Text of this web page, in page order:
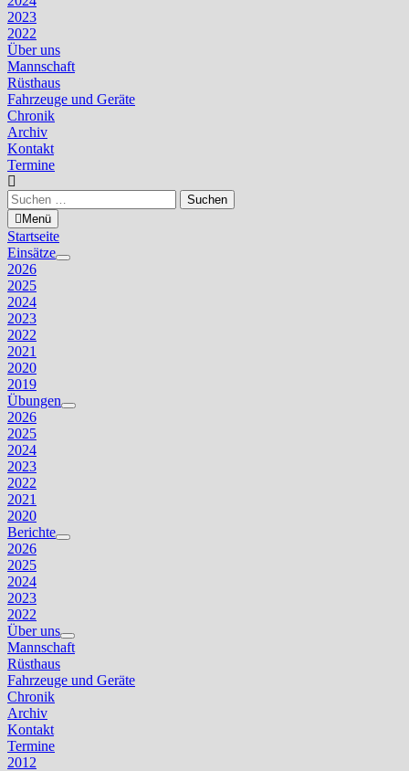
2023
2022
Über uns
Mannschaft
Rüsthaus
Fahrzeuge und Geräte
Chronik
Archiv
Kontakt
Termine
Suchen
nach:Menü
Startseite
Einsätze
Untermenü
2026
2025
2024
2023
2022
2021
2020
2019
Übungen
Untermenü
2026
2025
2024
2023
2022
2021
2020
Berichte
Untermenü
2026
2025
2024
2023
2022
Über uns
Untermenü
anzeigen
Mannschaft
Rüsthaus
Fahrzeuge und Geräte
Chronik
Archiv
Kontakt
Termine
2012